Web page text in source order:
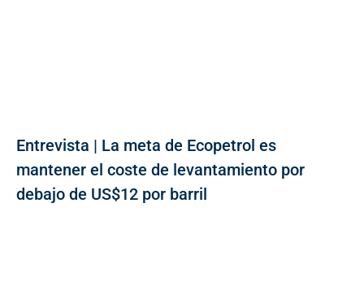
Entrevista | La meta de Ecopetrol es
mantener el coste de levantamiento por
debajo de US$12 por barril